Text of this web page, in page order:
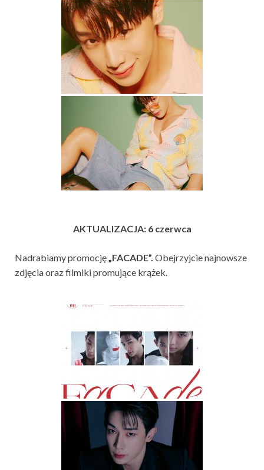
AKTUALIZACJA: 6 czerwca
Nadrabiamy promocję„FACADE”. Obejrzyjcie najnowsze
zdjęcia oraz filmiki promujące krążek.